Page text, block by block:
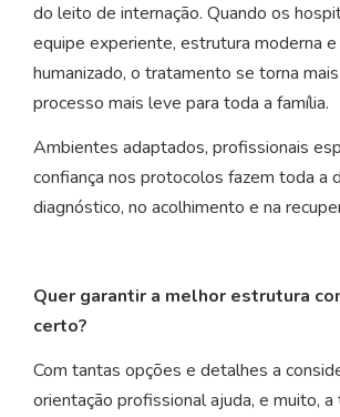
do leito de internação. Quando os
equipe experiente, estrutura moderna
humanizado, o tratamento se torna
processo mais leve para toda a família.
Ambientes adaptados, profissionais
confiança nos protocolos fazem toda a
diagnóstico, no acolhimento e na
Quer garantir a melhor estrutura
certo?
Com tantas opções e detalhes a
orientação profissional ajuda, e muito,